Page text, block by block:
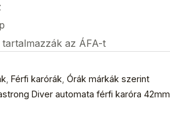
az ÁFA-t
Férfi karórák Órák márkák szerint
Diver automata férfi karóra 42mm